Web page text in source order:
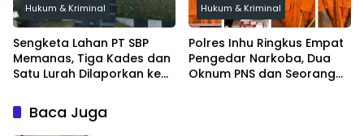
Hukum & Kriminal
Sengketa Lahan PT SBP
Memanas, Tiga Kades dan
Satu Lurah Dilaporkan ke
Hukum & Kriminal
Polres Inhu Ringkus Empat
Pengedar Narkoba, Dua
Oknum PNS dan Seorang
Baca Juga